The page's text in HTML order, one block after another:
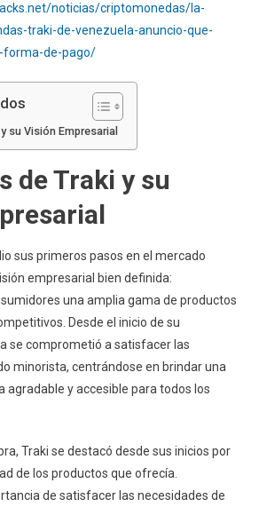
noticias/criptomonedas/la-
traki-de-venezuela-anuncio-que-
forma-de-pago/
su Visión Empresarial
de Traki y su
sus primeros pasos en el mercado
empresarial bien definida:
una amplia gama de productos
Desde el inicio de su
se comprometió a satisfacer las
minorista, centrándose en brindar una
agradable y accesible para todos los
Traki se destacó desde sus inicios por
de los productos que ofrecía.
de satisfacer las necesidades de